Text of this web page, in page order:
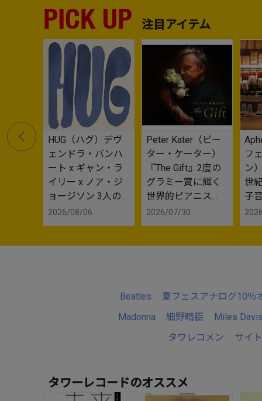
PICK UP 注目アイテム
HUG（ハグ）デヴ
ェンドラ・バンハ
ート x ギャン・ラ
イリー x ノア・ジ
ョージソン 3人の
実力者によるプロ
ジェクトのデビュ
2026/08/06
Peter Kater（ピー
ター・ケーター）
『The Gift』2度の
グラミー賞に輝く
世界的ピアニス
ト・作曲家による
初の国内盤CD
2026/07/30
フ
ン
世
子
5周
Beatles
夏フェスアナログ10％
Madonna
細野晴臣
Miles
タワレコメン
サイ
タワーレコードのオススメ